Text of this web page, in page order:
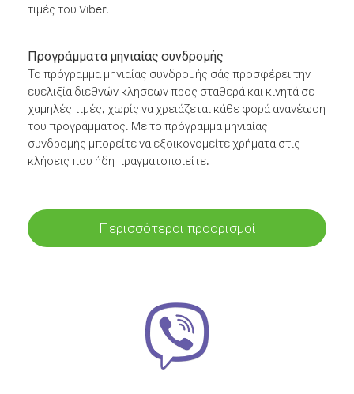
τιμές του Viber.
Προγράμματα μηνιαίας συνδρομής
Το πρόγραμμα μηνιαίας συνδρομής σάς προσφέρει την
ευελιξία διεθνών κλήσεων προς σταθερά και κινητά σε
χαμηλές τιμές, χωρίς να χρειάζεται κάθε φορά ανανέωση
του προγράμματος. Με το πρόγραμμα μηνιαίας
συνδρομής μπορείτε να εξοικονομείτε χρήματα στις
κλήσεις που ήδη πραγματοποιείτε.
Περισσότεροι προορισμοί